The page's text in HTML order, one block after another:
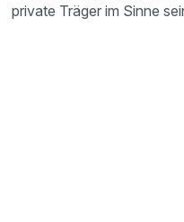
private Träger im Sinne